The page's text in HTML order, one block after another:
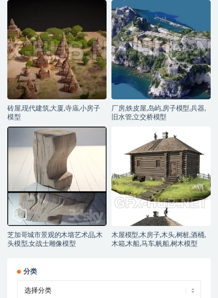
砖屋,现代建筑,大厦,寺庙,小房子
模型
厂房,铁皮屋,岛屿,房子模型,兵器,
旧水管,立交桥模型
芝加哥城市景观的木墙艺术品,木
头模型,女战士雕像模型
木屋模型,木房子,木头,树桩,酒桶,
木箱,木船,马车,帆船,树木模型
分类